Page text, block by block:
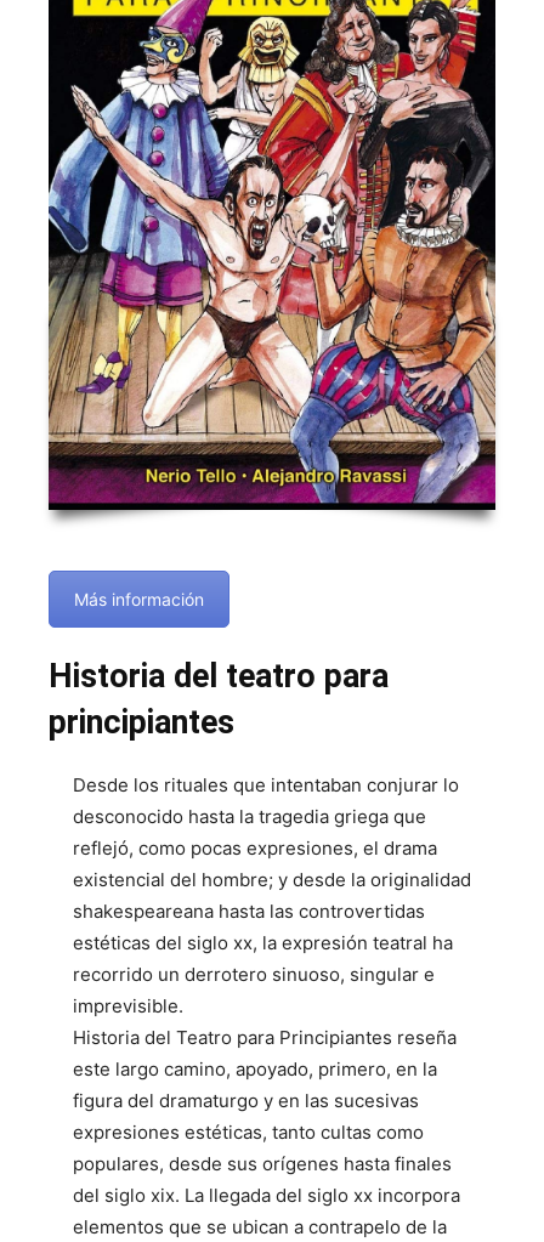
Más información
Historia del teatro para
principiantes
Desde los rituales que intentaban conjurar lo
desconocido hasta la tragedia griega que
reflejó, como pocas expresiones, el drama
existencial del hombre; y desde la originalidad
shakespeareana hasta las controvertidas
estéticas del siglo xx, la expresión teatral ha
recorrido un derrotero sinuoso, singular e
imprevisible.
Historia del Teatro para Principiantes reseña
este largo camino, apoyado, primero, en la
figura del dramaturgo y en las sucesivas
expresiones estéticas, tanto cultas como
populares, desde sus orígenes hasta finales
del siglo xix. La llegada del siglo xx incorpora
elementos que se ubican a contrapelo de la